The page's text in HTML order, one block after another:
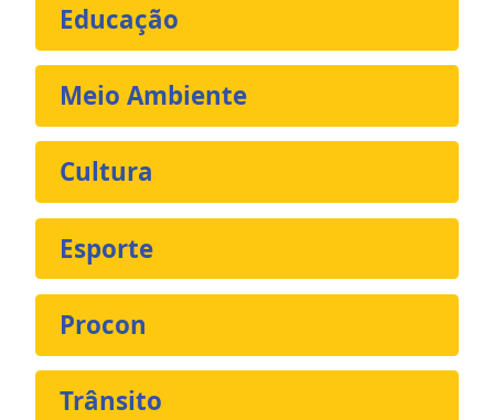
Educação
Meio Ambiente
Cultura
Esporte
Procon
Trânsito